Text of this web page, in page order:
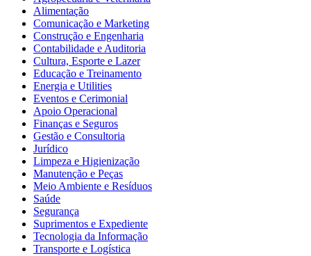
Alimentação
Comunicação e Marketing
Construção e Engenharia
Contabilidade e Auditoria
Cultura, Esporte e Lazer
Educação e Treinamento
Energia e Utilities
Eventos e Cerimonial
Apoio Operacional
Finanças e Seguros
Gestão e Consultoria
Jurídico
Limpeza e Higienização
Manutenção e Peças
Meio Ambiente e Resíduos
Saúde
Segurança
Suprimentos e Expediente
Tecnologia da Informação
Transporte e Logística